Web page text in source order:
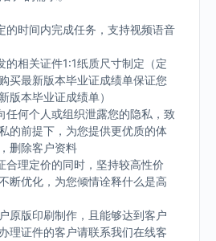
的时间内完成任务，支持视频语音
的相关证件1:1纸质尺寸制定（定
买最新版本毕业证成绩单保证您
版本毕业证成绩单）
任何个人或组织泄露您的隐私，致
的前提下，为您提供更优质的体
删除客户资料
合理定价的同时，坚持较高性价
断优化，为您倾情诠释什么是高
原版印刷制作，且能够达到客户
理证件的客户请联系我们在线客